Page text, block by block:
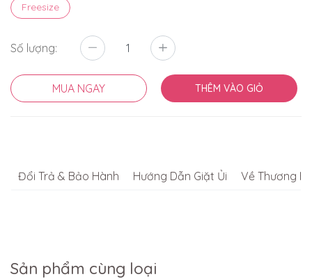
Freesize
Số lượng:
MUA NGAY THÊM VÀO GIỎ
Đổi Trả & Bảo Hành Hướng Dẫn Giặt Ủi Về Thương
Sản phẩm cùng loại